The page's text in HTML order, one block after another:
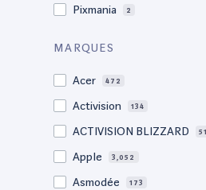
Pixmania 2
MARQUES
Acer 472
Activision 134
ACTIVISION BLIZZARD 51
Apple 3,052
Asmodée 173